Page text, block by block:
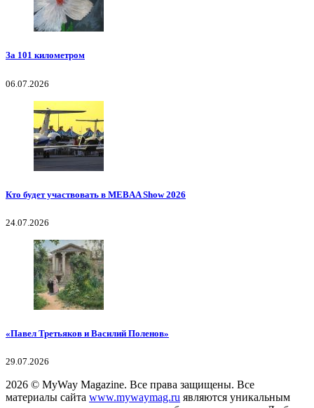
За 101 километром
06.07.2026
Кто будет участвовать в MEBAA Show 2026
24.07.2026
«Павел Третьяков и Василий Поленов»
29.07.2026
2026 © MyWay Magazine. Все права защищены. Все
материалы сайта www.mywaymag.ru являются уникальным